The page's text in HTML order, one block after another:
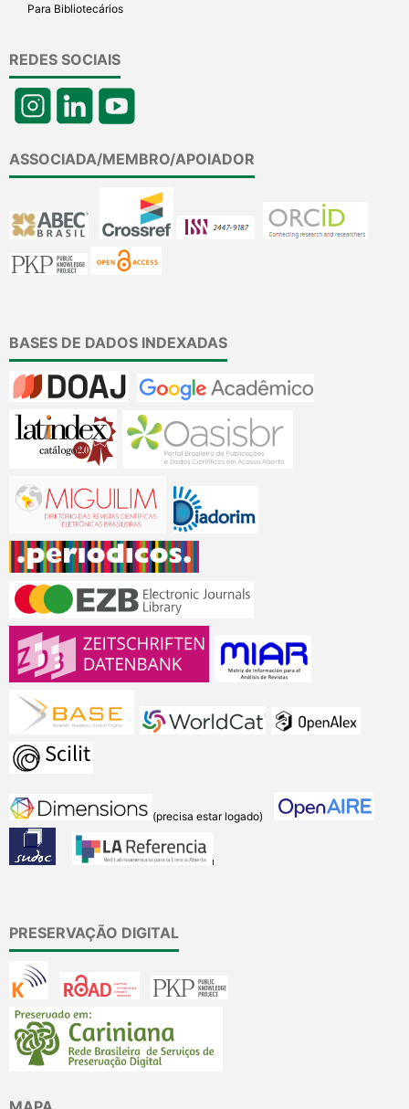
Para Bibliotecários
REDES SOCIAIS
ASSOCIADA/MEMBRO/APOIADOR
BASES DE DADOS INDEXADAS
(precisa estar logado)
PRESERVAÇÃO DIGITAL